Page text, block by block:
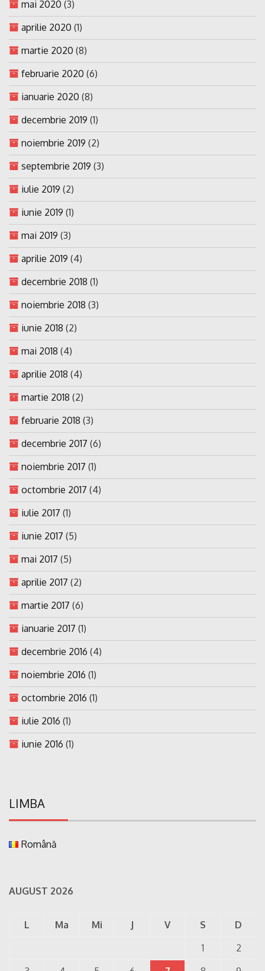
mai 2020 (3)
aprilie 2020 (1)
martie 2020 (8)
februarie 2020 (6)
ianuarie 2020 (8)
decembrie 2019 (1)
noiembrie 2019 (2)
septembrie 2019 (3)
iulie 2019 (2)
iunie 2019 (1)
mai 2019 (3)
aprilie 2019 (4)
decembrie 2018 (1)
noiembrie 2018 (3)
iunie 2018 (2)
mai 2018 (4)
aprilie 2018 (4)
martie 2018 (2)
februarie 2018 (3)
decembrie 2017 (6)
noiembrie 2017 (1)
octombrie 2017 (4)
iulie 2017 (1)
iunie 2017 (5)
mai 2017 (5)
aprilie 2017 (2)
martie 2017 (6)
ianuarie 2017 (1)
decembrie 2016 (4)
noiembrie 2016 (1)
octombrie 2016 (1)
iulie 2016 (1)
iunie 2016 (1)
LIMBA
Română
AUGUST 2026
L Ma Mi J V S
D
1
2